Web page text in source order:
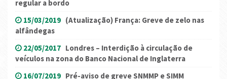
regular a bordo
15/03/2019 (Atualização) França: Greve de zelo nas
alfândegas
22/05/2017 Londres – Interdição à circulação de
veículos na zona do Banco Nacional de Inglaterra
16/07/2019 Pré-aviso de greve SNMMP e SIMM